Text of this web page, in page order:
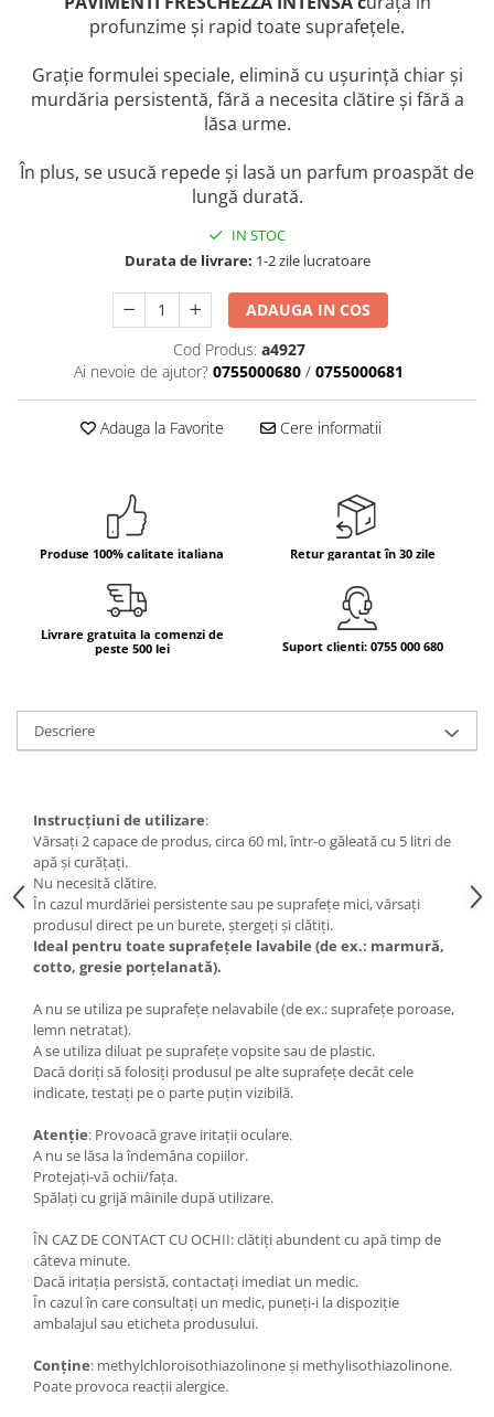
Bere italiana
Vinuri italiene
Bauturi aperitive, alcoolice
Ceai
Panettone cozonac italian,
Produse fara gluten
Produse de panificatie
Produse de patiserie
profunzime și rapid toate suprafețele.
Grație formulei speciale, elimină cu ușurință chiar și
murdăria persistentă, fără a necesita clătire și fără a
lăsa urme.
În plus, se usucă repede și lasă un parfum proaspăt de
lungă durată.
IN STOC
Durata de livrare: 1-2 zile lucratoare
ADAUGA IN COS
Cod Produs: a4927
Ai nevoie de ajutor? 0755000680 / 0755000681
Adauga la Favorite Cere informatii
Produse 100% calitate italiana Retur garantat în 30 zile
Livrare gratuita la comenzi de
peste 500 lei
Suport clienti: 0755 000 680
Descriere
Instrucțiuni de utilizare:
Vărsați 2 capace de produs, circa 60 ml, într-o găleată cu 5 litri de
apă și curățați.
Nu necesită clătire.
În cazul murdăriei persistente sau pe suprafețe mici, vărsați
produsul direct pe un burete, ștergeți și clătiți.
Ideal pentru toate suprafețele lavabile (de ex.: marmură,
cotto, gresie porțelanată).
A nu se utiliza pe suprafețe nelavabile (de ex.: suprafețe poroase,
lemn netratat).
A se utiliza diluat pe suprafețe vopsite sau de plastic.
Dacă doriți să folosiți produsul pe alte suprafețe decât cele
indicate, testați pe o parte puțin vizibilă.
Atenție: Provoacă grave iritații oculare.
A nu se lăsa la îndemâna copiilor.
Protejați-vă ochii/fața.
Spălați cu grijă mâinile după utilizare.
ÎN CAZ DE CONTACT CU OCHII: clătiți abundent cu apă timp de
câteva minute.
Dacă iritația persistă, contactați imediat un medic.
În cazul în care consultați un medic, puneți-i la dispoziție
ambalajul sau eticheta produsului.
Conține: methylchloroisothiazolinone și methylisothiazolinone.
Poate provoca reacții alergice.